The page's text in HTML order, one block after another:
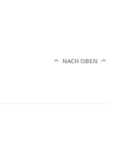
NACH OBEN